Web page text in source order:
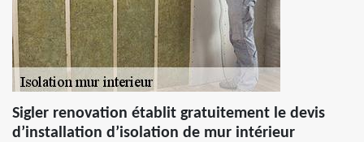
Sigler renovation établit gratuitement le devis
d’installation d’isolation de mur intérieur